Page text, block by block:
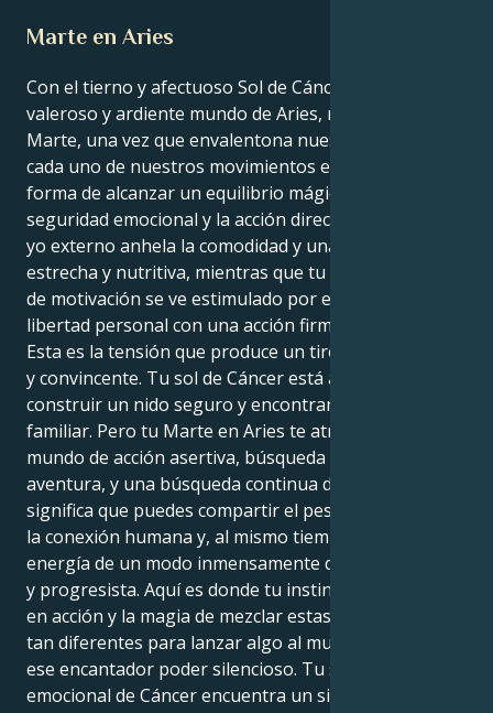
Marte en Aries
Con el tierno y afectuoso Sol de Cáncer en el
valeroso y ardiente mundo de Aries, regido por
Marte, una vez que envalentona nuestras acciones,
cada uno de nuestros movimientos encuentra la
forma de alcanzar un equilibrio mágico entre la
seguridad emocional y la acción directa y audaz. Tu
yo externo anhela la comodidad y una conexión
estrecha y nutritiva, mientras que tu mundo interior
de motivación se ve estimulado por el reto de la
libertad personal con una acción firme y decisiva.
Esta es la tensión que produce un tirón tan hermoso
y convincente. Tu sol de Cáncer está ansioso por
construir un nido seguro y encontrar consuelo en lo
familiar. Pero tu Marte en Aries te atrae hacia un
mundo de acción asertiva, búsqueda personal y
aventura, y una búsqueda continua del héroe. Esto
significa que puedes compartir el peso emocional de
la conexión humana y, al mismo tiempo, transmitir tu
energía de un modo inmensamente directo, valiente
y progresista. Aquí es donde tu instinto puede entrar
en acción y la magia de mezclar estas dos energías
tan diferentes para lanzar algo al mundo utilizando
ese encantador poder silencioso. Tu sensibilidad
emocional de Cáncer encuentra un significado